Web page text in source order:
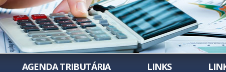
AGENDA TRIBUTÁRIA
LINKS